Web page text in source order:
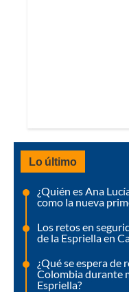
Lo último
¿Quién es Ana
como la nueva
Los retos en
de la Espriella en
¿Qué se espera de
Colombia durante
Espriella?